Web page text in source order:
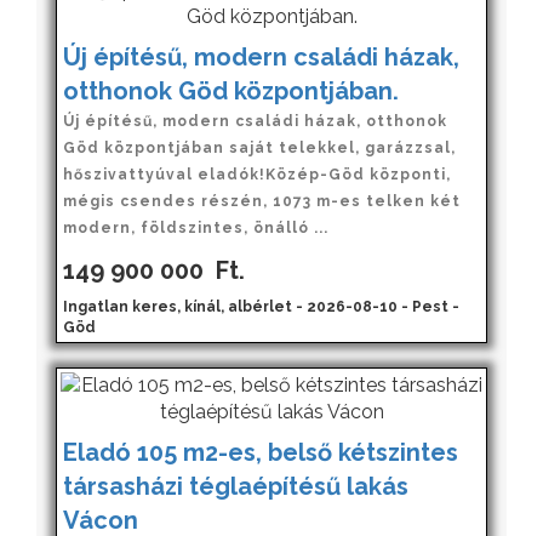
Új építésű, modern családi házak,
otthonok Göd központjában.
Új építésű, modern családi házak, otthonok
Göd központjában saját telekkel, garázzsal,
hőszivattyúval eladók!Közép-Göd központi,
mégis csendes részén, 1073 m-es telken két
modern, földszintes, önálló ...
149 900 000 Ft.
Ingatlan keres, kínál, albérlet - 2026-08-10 - Pest -
Göd
Eladó 105 m2-es, belső kétszintes
társasházi téglaépítésű lakás
Vácon